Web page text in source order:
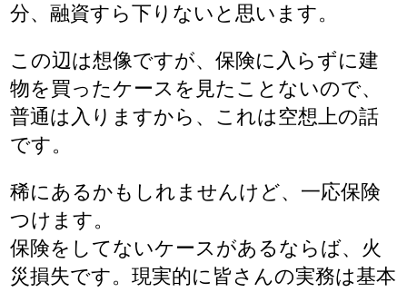
分、融資すら下りないと思います。
この辺は想像ですが、保険に入らずに建
物を買ったケースを見たことないので、
普通は入りますから、これは空想上の話
です。
稀にあるかもしれませんけど、一応保険
つけます。
保険をしてないケースがあるならば、火
災損失です。現実的に皆さんの実務は基本